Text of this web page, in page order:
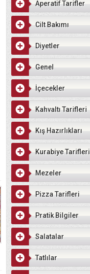
Aperatif Tarifler
Cilt Bakımı
Diyetler
Genel
İçecekler
Kahvaltı Tarifleri
Kış Hazırlıkları
Kurabiye Tarifleri
Mezeler
Pizza Tarifleri
Pratik Bilgiler
Salatalar
Tatlılar